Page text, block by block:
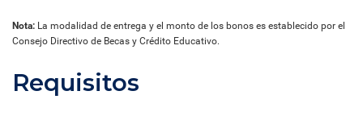
Nota: La modalidad de entrega y el monto de los bonos es establecido por el
Consejo Directivo de Becas y Crédito Educativo.
Requisitos